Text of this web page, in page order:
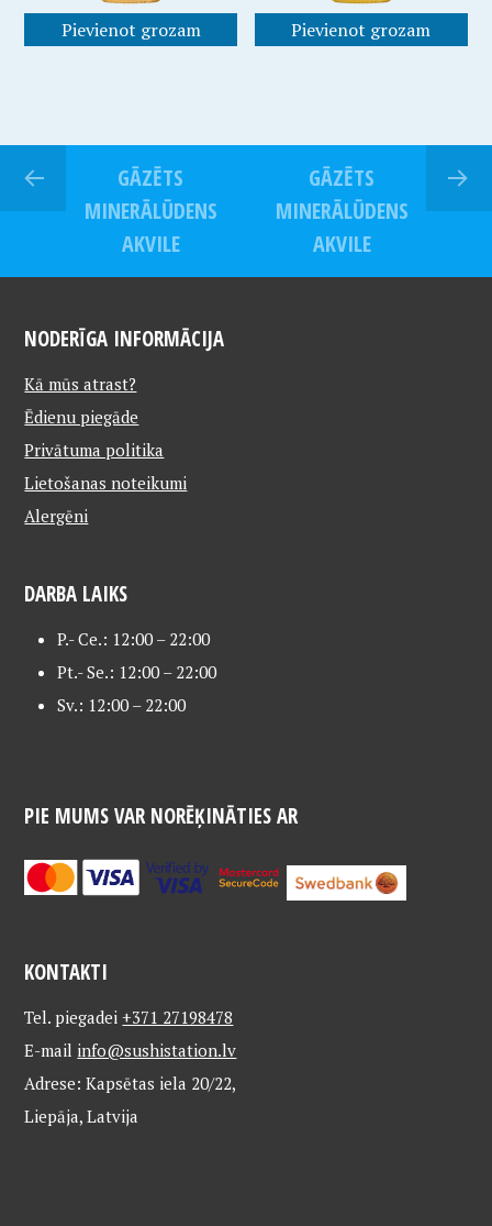
Pievienot grozam Pievienot grozam
GĀZĒTS
MINERĀLŪDENS
AKVILE
GĀZĒTS
MINERĀLŪDENS
AKVILE
NODERĪGA INFORMĀCIJA
Kā mūs atrast?
Ēdienu piegāde
Privātuma politika
Lietošanas noteikumi
Alergēni
DARBA LAIKS
P.- Ce.: 12:00 – 22:00
Pt.- Se.: 12:00 – 22:00
Sv.: 12:00 – 22:00
PIE MUMS VAR NORĒĶINĀTIES AR
KONTAKTI
Tel. piegadei+371 27198478
E-mail info@sushistation.lv
Adrese: Kapsētas iela 20/22,
Liepāja, Latvija